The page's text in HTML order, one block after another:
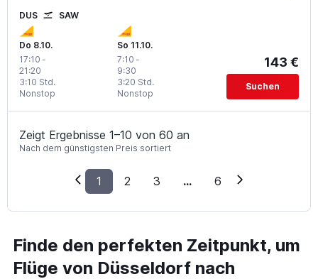
DUS SAW
Do 8.10.
17:10 -
21:20
Nonstop
3:10 Std.
So 11.10.
7:10 -
9:30
Nonstop
3:20 Std.
143 €
Suchen
Zeigt Ergebnisse 1–10 von 60 an
Nach dem günstigsten Preis sortiert
1 2 3 ... 6
Finde den perfekten Zeitpunkt, um
Flüge von Düsseldorf nach